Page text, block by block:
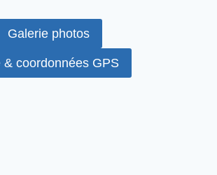
Galerie photos
& coordonnées GPS